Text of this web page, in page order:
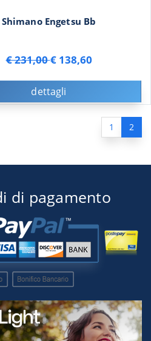
Shimano Engetsu Bb
€ 231,00€ 138,60
dettagli
1 2
di pagamento